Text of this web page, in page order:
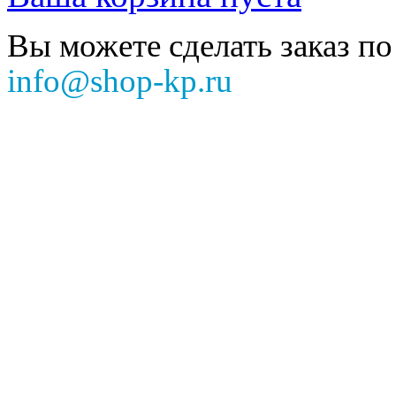
Вы можете сделать заказ
info@shop-kp.ru